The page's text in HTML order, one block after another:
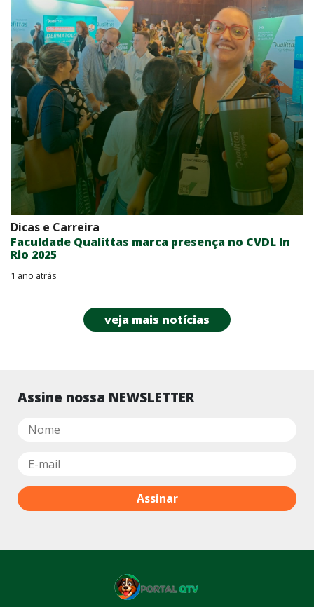
Dicas e Carreira
Faculdade Qualittas marca presença no CVDL In
Rio 2025
1 ano atrás
veja mais notícias
Assine nossa NEWSLETTER